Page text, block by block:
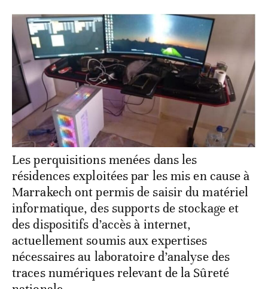
Les perquisitions menées dans les
résidences exploitées par les mis en cause à
Marrakech ont permis de saisir du matériel
informatique, des supports de stockage et
des dispositifs d’accès à internet,
actuellement soumis aux expertises
nécessaires au laboratoire d’analyse des
traces numériques relevant de la Sûreté